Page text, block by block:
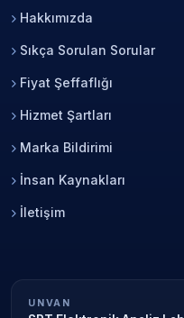
Hakkımızda
Sıkça Sorulan Sorular
Fiyat Şeffaflığı
Hizmet Şartları
Marka Bildirimi
İnsan Kaynakları
İletişim
UNVAN